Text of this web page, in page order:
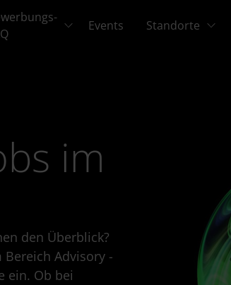
Events Standorte
im
den Überblick?
Advisory -
ein. Ob bei